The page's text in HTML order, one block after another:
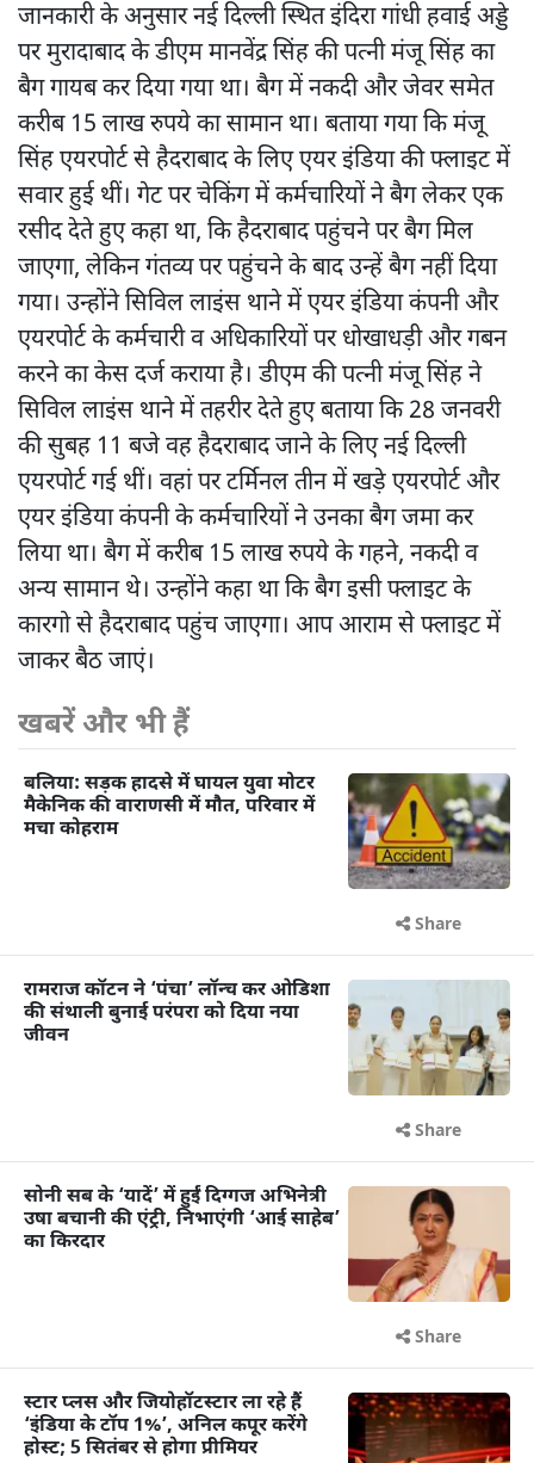
जानकारी के अनुसार नई दिल्ली स्थित इंदिरा गांधी हवाई अड्डे
पर मुरादाबाद के डीएम मानवेंद्र सिंह की पत्नी मंजू सिंह का
बैग गायब कर दिया गया था। बैग में नकदी और जेवर समेत
करीब 15 लाख रुपये का सामान था। बताया गया कि मंजू
सिंह एयरपोर्ट से हैदराबाद के लिए एयर इंडिया की फ्लाइट में
सवार हुई थीं। गेट पर चेकिंग में कर्मचारियों ने बैग लेकर एक
रसीद देते हुए कहा था, कि हैदराबाद पहुंचने पर बैग मिल
जाएगा, लेकिन गंतव्य पर पहुंचने के बाद उन्हें बैग नहीं दिया
गया। उन्होंने सिविल लाइंस थाने में एयर इंडिया कंपनी और
एयरपोर्ट के कर्मचारी व अधिकारियों पर धोखाधड़ी और गबन
करने का केस दर्ज कराया है। डीएम की पत्नी मंजू सिंह ने
सिविल लाइंस थाने में तहरीर देते हुए बताया कि 28 जनवरी
की सुबह 11 बजे वह हैदराबाद जाने के लिए नई दिल्ली
एयरपोर्ट गई थीं। वहां पर टर्मिनल तीन में खड़े एयरपोर्ट और
एयर इंडिया कंपनी के कर्मचारियों ने उनका बैग जमा कर
लिया था। बैग में करीब 15 लाख रुपये के गहने, नकदी व
अन्य सामान थे। उन्होंने कहा था कि बैग इसी फ्लाइट के
कारगो से हैदराबाद पहुंच जाएगा। आप आराम से फ्लाइट में
जाकर बैठ जाएं।
खबरें और भी हैं
बलिया: सड़क हादसे में घायल युवा मोटर
मैकेनिक की वाराणसी में मौत, परिवार में
मचा कोहराम
Share
रामराज कॉटन ने ‘पंचा’ लॉन्च कर ओडिशा
की संथाली बुनाई परंपरा को दिया नया
जीवन
Share
सोनी सब के ‘यादें’ में हुईं दिग्गज अभिनेत्री
उषा बचानी की एंट्री, निभाएंगी ‘आई साहेब’
का किरदार
Share
स्टार प्लस और जियोहॉटस्टार ला रहे हैं
‘इंडिया के टॉप 1%’, अनिल कपूर करेंगे
होस्ट; 5 सितंबर से होगा प्रीमियर